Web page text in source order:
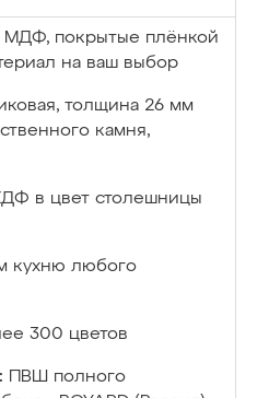
МДФ, покрытые плёнкой
на ваш выбор
толщина 26 мм
камня,
в цвет столешницы
кухню любого
300 цветов
ПВШ полного